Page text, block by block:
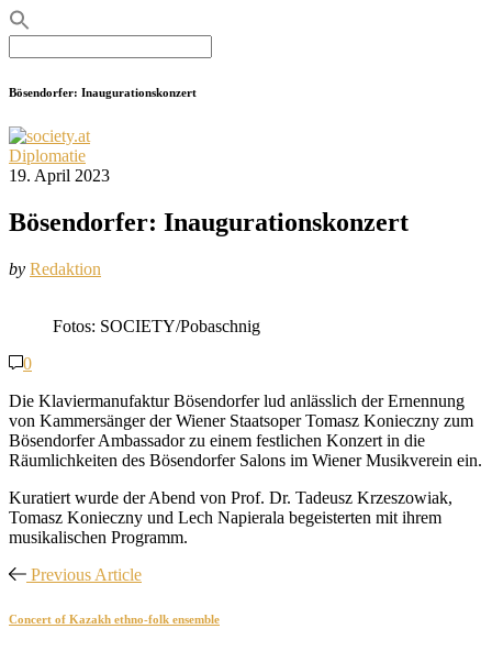
for:
Bösendorfer: Inaugurationskonzert
Diplomatie
19. April 2023
Bösendorfer: Inaugurationskonzert
by Redaktion
Fotos: SOCIETY/Pobaschnig
0
Die Klaviermanufaktur Bösendorfer lud anlässlich der Ernennung
von Kammersänger der Wiener Staatsoper Tomasz Konieczny zum
Bösendorfer Ambassador zu einem festlichen Konzert in die
Räumlichkeiten des Bösendorfer Salons im Wiener Musikverein ein.
Kuratiert wurde der Abend von Prof. Dr. Tadeusz Krzeszowiak,
Tomasz Konieczny und Lech Napierala begeisterten mit ihrem
musikalischen Programm.
Previous Article
Concert of Kazakh ethno-folk ensemble